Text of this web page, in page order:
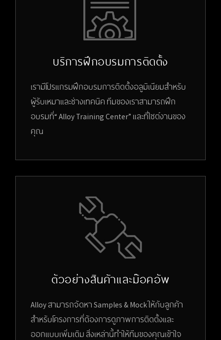
บริการฝึกอบรมการติดตั้ง
เรามีโปรแกรมฝึกอบรมการติดตั้งอลูมิเนียมสำหรับ
ผู้รับเหมาและช่างเทคนิค ทีมของเราสามารถฝึก
อบรมที่“ Alloy Training Center” และที่ไซต์งานของ
คุณ
ตัวอย่างสินค้าและม๊อคอัพ
Alloy สามารถจัดหา Samples & Mock ให้กับลูกค้า
สำหรับโครงการที่ต้องการดูภาพการติดตั้งและ
ออกแบบเพิ่มเติม สิ่งเหล่านี้ทำให้ทีมของคุณเข้าใจ